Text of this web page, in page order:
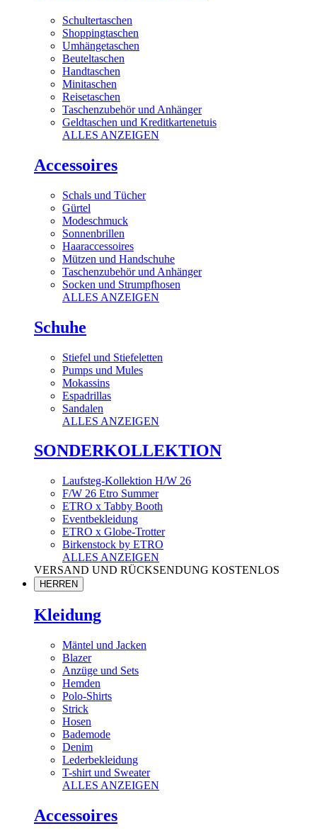
Schultertaschen
Shoppingtaschen
Umhängetaschen
Beuteltaschen
Handtaschen
Minitaschen
Reisetaschen
Taschenzubehör und Anhänger
Geldtaschen und Kreditkartenetuis
ALLES ANZEIGEN
Accessoires
Schals und Tücher
Gürtel
Modeschmuck
Sonnenbrillen
Haaraccessoires
Mützen und Handschuhe
Taschenzubehör und Anhänger
Socken und Strumpfhosen
ALLES ANZEIGEN
Schuhe
Stiefel und Stiefeletten
Pumps und Mules
Mokassins
Espadrillas
Sandalen
ALLES ANZEIGEN
SONDERKOLLEKTION
Laufsteg-Kollektion H/W 26
F/W 26 Etro Summer
ETRO x Tabby Booth
Eventbekleidung
ETRO x Globe-Trotter
Birkenstock by ETRO
ALLES ANZEIGEN
VERSAND UND RÜCKSENDUNG KOSTENLOS
HERREN
Kleidung
Mäntel und Jacken
Blazer
Anzüge und Sets
Hemden
Polo-Shirts
Strick
Hosen
Bademode
Denim
Lederbekleidung
T-shirt und Sweater
ALLES ANZEIGEN
Accessoires